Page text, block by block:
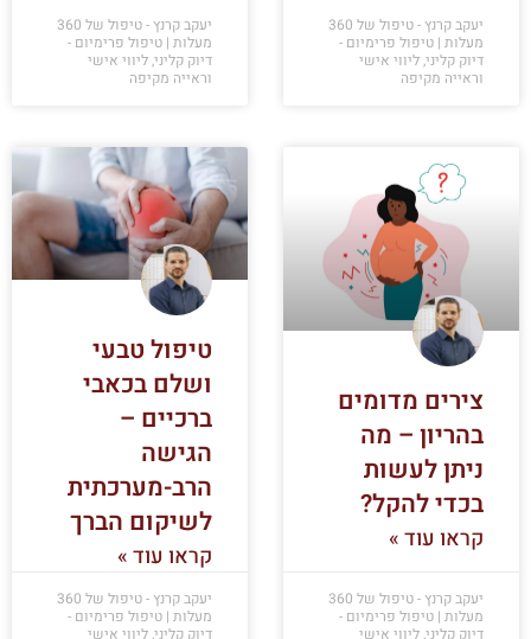
יעקב קרנץ - טיפול של 360
מעלות | טיפול פרימיום -
דיוק קליני, ליווי אישי
וראייה מקיפה
יעקב קרנץ - טיפול של 360
מעלות | טיפול פרימיום -
דיוק קליני, ליווי אישי
וראייה מקיפה
צירים מדומים
בהריון – מה
ניתן לעשות
בכדי להקל?
קראו עוד »
יעקב קרנץ - טיפול של 360
מעלות | טיפול פרימיום -
דיוק קליני, ליווי אישי
טיפול טבעי
ושלם בכאבי
ברכיים –
הגישה
הרב-מערכתית
לשיקום הברך
קראו עוד »
יעקב קרנץ - טיפול של 360
מעלות | טיפול פרימיום -
דיוק קליני, ליווי אישי